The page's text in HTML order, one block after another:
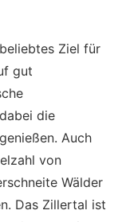
Ziel für
gut
die
Auch
von
Wälder
Das Zillertal ist